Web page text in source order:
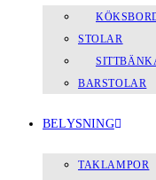
STOLAR
BARSTOLAR
BELYSNING
TAKLAMPOR